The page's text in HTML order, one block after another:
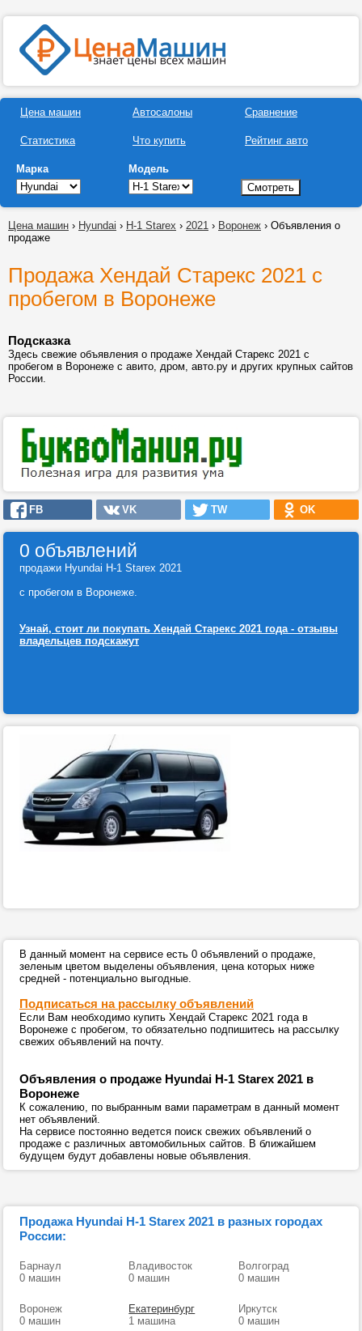
Цена машин
Статистика
Автосалоны
Что купить
Сравнение
Рейтинг авто
Марка Модель
Цена машин › Hyundai › H-1 Starex › 2021 › Воронеж › Объявления о
продаже
Продажа Хендай Старекс 2021 с
пробегом в Воронеже
Подсказка
Здесь свежие объявления о продаже Хендай Старекс 2021 с
пробегом в Воронеже с авито, дром, авто.ру и других крупных сайтов
России.
FB VK TW OK
0 объявлений
продажи Hyundai H-1 Starex 2021
с пробегом в Воронеже.
Узнай, стоит ли покупать Хендай Старекс 2021 года - отзывы
владельцев подскажут
В данный момент на сервисе есть 0 объявлений о продаже,
зеленым цветом выделены объявления, цена которых ниже
средней - потенциально выгодные.
Подписаться на рассылку объявлений
Если Вам необходимо купить Хендай Старекс 2021 года в
Воронеже с пробегом, то обязательно подпишитесь на рассылку
свежих объявлений на почту.
Объявления о продаже Hyundai H-1 Starex 2021 в
Воронеже
К сожалению, по выбранным вами параметрам в данный момент
нет объявлений.
На сервисе постоянно ведется поиск свежих объявлений о
продаже с различных автомобильных сайтов. В ближайшем
будущем будут добавлены новые объявления.
Продажа Hyundai H-1 Starex 2021 в разных городах
России:
Барнаул
0 машин
Владивосток
0 машин
Волгоград
0 машин
Воронеж
0 машин
Екатеринбург
1 машина
Иркутск
0 машин